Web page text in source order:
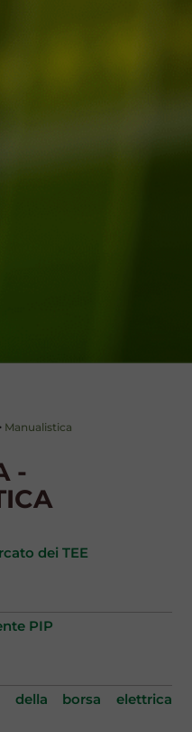
Manualistica
-
dei TEE
PIP
della borsa elettrica